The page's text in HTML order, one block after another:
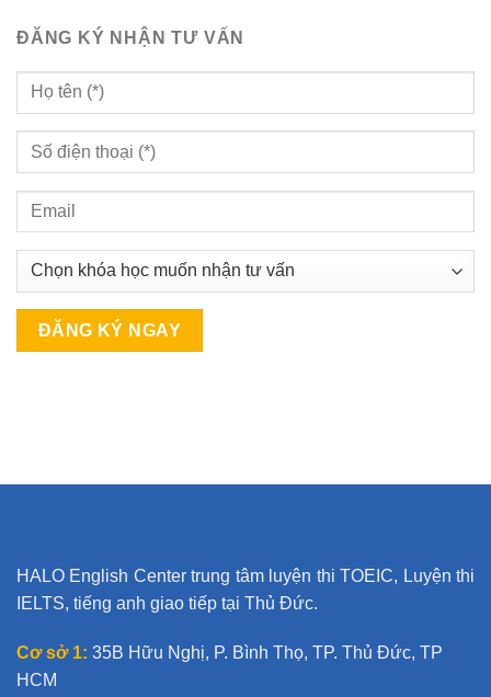
ĐĂNG KÝ NHẬN TƯ VẤN
r
i
v
:
HALO English Center trung tâm luyện thi TOEIC, Luyện thi
IELTS, tiếng anh giao tiếp tại Thủ Đức.
Cơ sở 1: 35B Hữu Nghị, P. Bình Thọ, TP. Thủ Đức, TP
HCM